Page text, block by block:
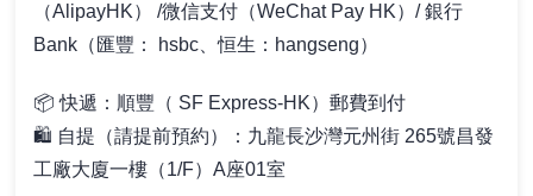
（AlipayHK） /微信支付（WeChat Pay HK）/ 銀行
Bank（匯豐： hsbc、恒生：hangseng）
📦快遞：順豐（ SF Express-HK）郵費到付
🛍️ 自提 （請提前預約） ： 九龍長沙灣元州街 265號昌發
工廠大廈一樓（1/F）A座01室